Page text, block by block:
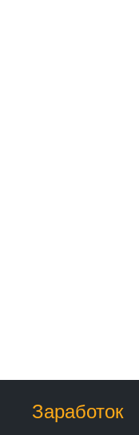
Заработок